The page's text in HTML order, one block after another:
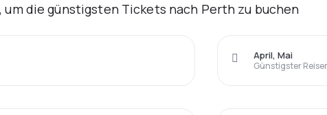
die günstigsten Tickets nach Perth zu buchen
Günstigster
April, Mai